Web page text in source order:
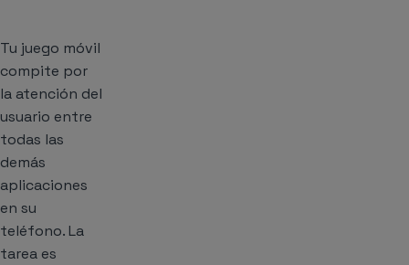
Tu juego móvil
compite por
la atención del
usuario entre
todas las
demás
aplicaciones
en su
teléfono. La
tarea es